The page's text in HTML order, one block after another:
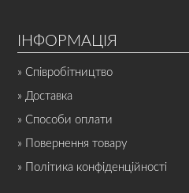
ІНФОРМАЦІЯ
» Співробітництво
» Доставка
» Способи оплати
» Повернення товару
» Політика конфіденційності